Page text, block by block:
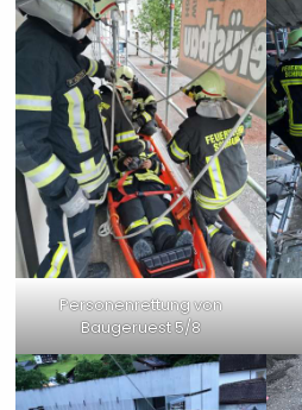
Personenrettung von
Baugeruest 5/8